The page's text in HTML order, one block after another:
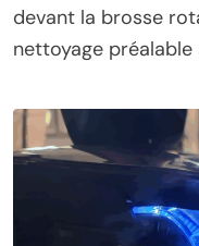
devant la brosse
nettoyage